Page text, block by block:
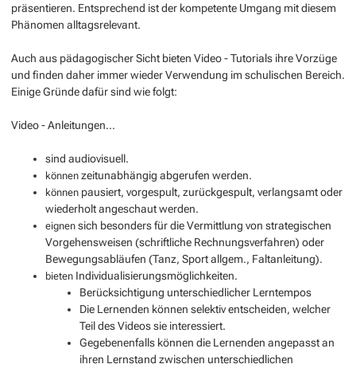
präsentieren. Entsprechend ist der kompetente Umgang mit diesem
Phänomen alltagsrelevant.
Auch aus pädagogischer Sicht bieten Video - Tutorials ihre Vorzüge
und finden daher immer wieder Verwendung im schulischen Bereich.
Einige Gründe dafür sind wie folgt:
Video - Anleitungen...
sind audiovisuell.
könnenzeitunabhängig abgerufen werden.
können pausiert, vorgespult, zurückgespult, verlangsamt oder
wiederholt angeschaut werden.
eignensich besonders für die Vermittlung von strategischen
Vorgehensweisen (schriftliche Rechnungsverfahren) oder
Bewegungsabläufen (Tanz, Sport allgem., Faltanleitung).
bieten Individualisierungsmöglichkeiten.
Berücksichtigung unterschiedlicher Lerntempos
Die Lernenden können selektiv entscheiden, welcher
Teil des Videos sie interessiert.
Gegebenenfalls können die Lernenden angepasst an
ihren Lernstand zwischen unterschiedlichen